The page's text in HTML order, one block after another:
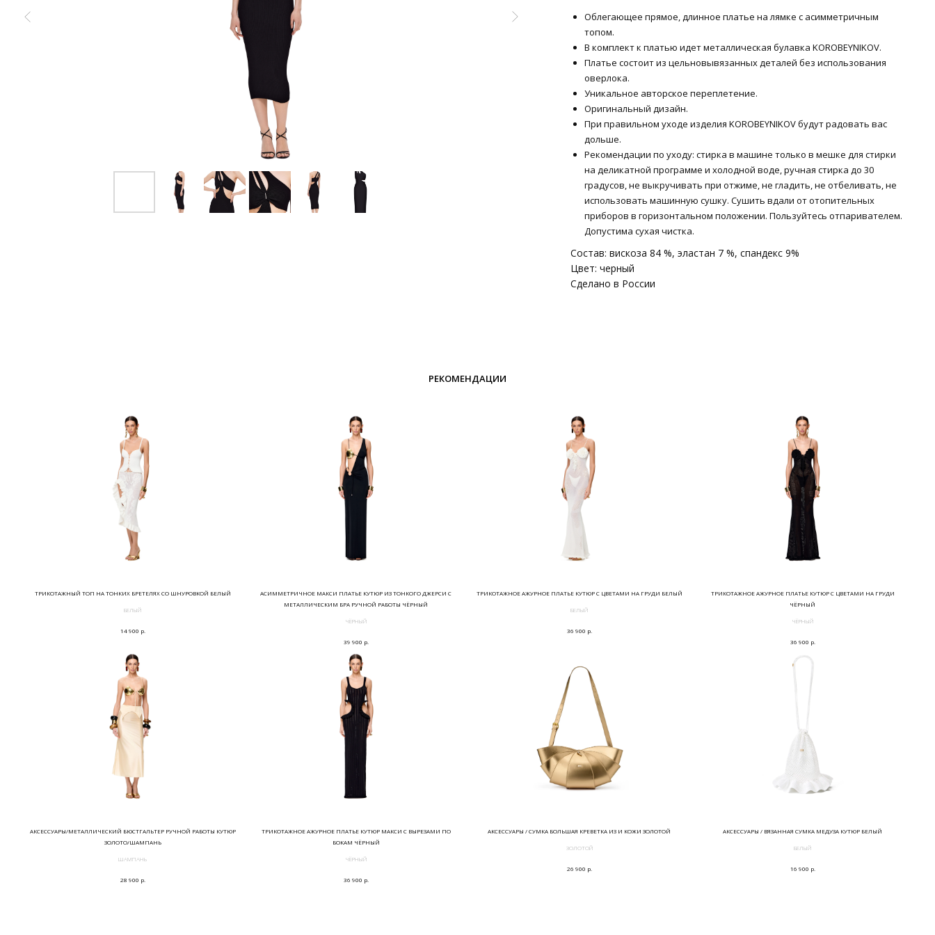
Облегающее прямое, длинное платье на лямке с асимметричным
топом.
В комплект к платью идет металлическая булавка KOROBEYNIKOV.
Платье состоит из цельновывязанных деталей без использования
оверлока.
Уникальное авторское переплетение.
Оригинальный дизайн.
При правильном уходе изделия KOROBEYNIKOV будут радовать вас
дольше.
Рекомендации по уходу: стирка в машине только в мешке для стирки
на деликатной программе и холодной воде, ручная стирка до 30
градусов, не выкручивать при отжиме, не гладить, не отбеливать, не
использовать машинную сушку. Сушить вдали от отопительных
приборов в горизонтальном положении. Пользуйтесь отпаривателем.
Допустима сухая чистка.
Состав: вискоза 84 %, эластан 7 %, спандекс 9%
Цвет: черный
Сделано в России
РЕКОМЕНДАЦИИ
ТРИКОТАЖНЫЙ ТОП НА ТОНКИХ БРЕТЕЛЯХ СО ШНУРОВКОЙ БЕЛЫЙ
БЕЛЫЙ
14 900 р.
АСИММЕТРИЧНОЕ МАКСИ ПЛАТЬЕ КУТЮР ИЗ ТОНКОГО ДЖЕРСИ С
МЕТАЛЛИЧЕСКИМ БРА РУЧНОЙ РАБОТЫ ЧЁРНЫЙ
ЧЁРНЫЙ
39 900 р.
ТРИКОТАЖНОЕ АЖУРНОЕ ПЛАТЬЕ КУТЮР С ЦВЕТАМИ НА ГРУДИ БЕЛЫЙ
БЕЛЫЙ
36 900 р.
ТРИКОТАЖНОЕ АЖУРНОЕ ПЛАТЬЕ КУТЮР С ЦВЕТАМИ НА ГРУДИ
ЧЁРНЫЙ
ЧЁРНЫЙ
36 900 р.
АКСЕССУАРЫ/МЕТАЛЛИЧЕСКИЙ БЮСТГАЛЬТЕР РУЧНОЙ РАБОТЫ КУТЮР
ЗОЛОТО/ШАМПАНЬ
ШАМПАНЬ
28 900 р.
ТРИКОТАЖНОЕ АЖУРНОЕ ПЛАТЬЕ КУТЮР МАКСИ С ВЫРЕЗАМИ ПО
БОКАМ ЧЁРНЫЙ
ЧЁРНЫЙ
36 900 р.
АКСЕССУАРЫ / СУМКА БОЛЬШАЯ КРЕВЕТКА ИЗ И КОЖИ ЗОЛОТОЙ
ЗОЛОТОЙ
26 900 р.
АКСЕССУАРЫ / ВЯЗАННАЯ СУМКА МЕДУЗА КУТЮР БЕЛЫЙ
БЕЛЫЙ
16 900 р.